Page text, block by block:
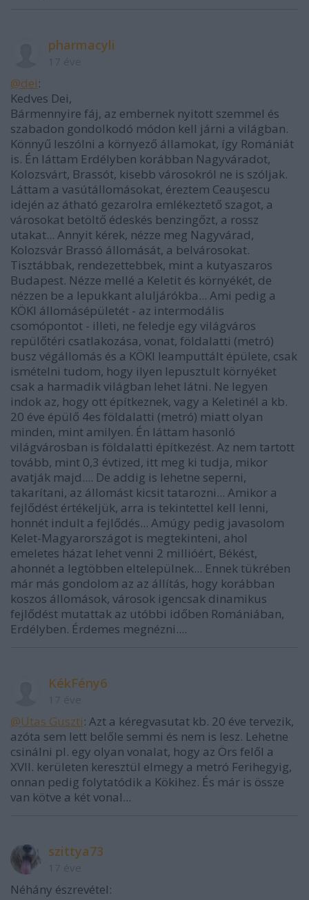
pharmacyli
@dei:
Kedves Dei,
Bármennyire fáj, az embernek nyitott szemmel és
szabadon gondolkodó módon kell járni a világban.
Könnyű leszólni a környező államokat, így Romániát
is. Én láttam Erdélyben korábban Nagyváradot,
Kolozsvárt, Brassót, kisebb városokról ne is szóljak.
Láttam a vasútállomásokat, éreztem Ceauşescu
idején az átható gezarolra emlékeztető szagot, a
városokat betöltő édeskés benzingőzt, a rossz
utakat... Annyit kérek, nézze meg Nagyvárad,
Kolozsvár Brassó állomását, a belvárosokat.
Tisztábbak, rendezettebbek, mint a kutyaszaros
Budapest. Nézze mellé a Keletit és környékét, de
nézzen be a lepukkant aluljárókba... Ami pedig a
KÖKI állomásépületét - az intermodális
csomópontot - illeti, ne feledje egy világváros
repülőtéri csatlakozása, vonat, földalatti (metró)
busz végállomás és a KÖKI leamputtált épülete, csak
ismételni tudom, hogy ilyen lepusztult környéket
csak a harmadik világban lehet látni. Ne legyen
indok az, hogy ott építkeznek, vagy a Keletinél a kb.
20 éve épülő 4es földalatti (metró) miatt olyan
minden, mint amilyen. Én láttam hasonló
világvárosban is földalatti építkezést. Az nem tartott
tovább, mint 0,3 évtized, itt meg ki tudja, mikor
avatják majd.... De addig is lehetne seperni,
takarítani, az állomást kicsit tatarozni... Amikor a
fejlődést értékeljük, arra is tekintettel kell lenni,
honnét indult a fejlődés... Amúgy pedig javasolom
Kelet-Magyarországot is megtekinteni, ahol
emeletes házat lehet venni 2 millióért, Békést,
ahonnét a legtöbben eltelepülnek... Ennek tükrében
már más gondolom az az állítás, hogy korábban
koszos állomások, városok igencsak dinamikus
fejlődést mutattak az utóbbi időben Romániában,
Erdélyben. Érdemes megnézni....
KékFény6
@Utas Guszti: Azt a kéregvasutat kb. 20 éve tervezik,
azóta sem lett belőle semmi és nem is lesz. Lehetne
csinálni pl. egy olyan vonalat, hogy az Örs felől a
XVII. kerületen keresztül elmegy a metró Ferihegyig,
onnan pedig folytatódik a Kökihez. És már is össze
van kötve a két vonal...
szittya73
Néhány észrevétel: